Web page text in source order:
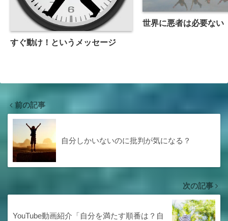
すぐ動け！というメッセージ
世界に悪者は必要ない
前の記事
自分しかいないのに批判が気になる？
次の記事
YouTube動画紹介「自分を満たす順番は？自